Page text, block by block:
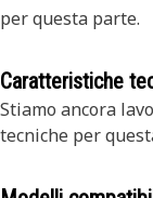
per questa parte.
Caratteristiche
Stiamo ancora
tecniche per